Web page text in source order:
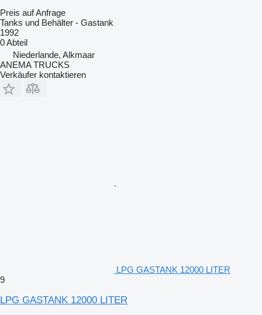
Preis auf Anfrage
Tanks und Behälter - Gastank
1992
0 Abteil
Niederlande, Alkmaar
ANEMA TRUCKS
Verkäufer kontaktieren
LPG GASTANK 12000 LITER
9
LPG GASTANK 12000 LITER